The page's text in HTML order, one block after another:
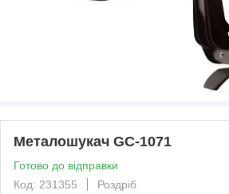
Металошукач GC-1071
Готово до відправки
Код: 231355
Роздріб